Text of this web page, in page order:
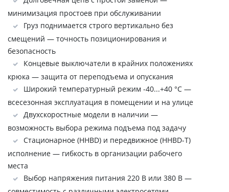
минимизация простоев при обслуживании
Груз поднимается строго вертикально без
смещений — точность позиционирования и
безопасность
Концевые выключатели в крайних положениях
крюка — защита от переподъема и опускания
Широкий температурный режим -40...+40 °C —
всесезонная эксплуатация в помещении и на улице
Двухскоростные модели в наличии —
возможность выбора режима подъема под задачу
Стационарное (HHBD) и передвижное (HHBD-Т)
исполнение — гибкость в организации рабочего
места
Выбор напряжения питания 220 В или 380 В —